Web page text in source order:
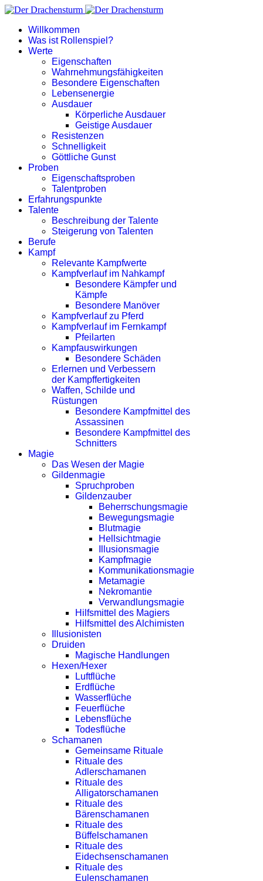
Willkommen
Was ist Rollenspiel?
Werte
Eigenschaften
Wahrnehmungsfähigkeiten
Besondere Eigenschaften
Lebensenergie
Ausdauer
Körperliche Ausdauer
Geistige Ausdauer
Resistenzen
Schnelligkeit
Göttliche Gunst
Proben
Eigenschaftsproben
Talentproben
Erfahrungspunkte
Talente
Beschreibung der Talente
Steigerung von Talenten
Berufe
Kampf
Relevante Kampfwerte
Kampfverlauf im Nahkampf
Besondere Kämpfer und
Kämpfe
Besondere Manöver
Kampfverlauf zu Pferd
Kampfverlauf im Fernkampf
Pfeilarten
Kampfauswirkungen
Besondere Schäden
Erlernen und Verbessern
der Kampffertigkeiten
Waffen, Schilde und
Rüstungen
Besondere Kampfmittel des
Assassinen
Besondere Kampfmittel des
Schnitters
Magie
Das Wesen der Magie
Gildenmagie
Spruchproben
Gildenzauber
Beherrschungsmagie
Bewegungsmagie
Blutmagie
Hellsichtmagie
Illusionsmagie
Kampfmagie
Kommunikationsmagie
Metamagie
Nekromantie
Verwandlungsmagie
Hilfsmittel des Magiers
Hilfsmittel des Alchimisten
Illusionisten
Druiden
Magische Handlungen
Hexen/Hexer
Luftflüche
Erdflüche
Wasserflüche
Feuerflüche
Lebensflüche
Todesflüche
Schamanen
Gemeinsame Rituale
Rituale des
Adlerschamanen
Rituale des
Alligatorschamanen
Rituale des
Bärenschamanen
Rituale des
Büffelschamanen
Rituale des
Eidechsenschamanen
Rituale des
Eulenschamanen